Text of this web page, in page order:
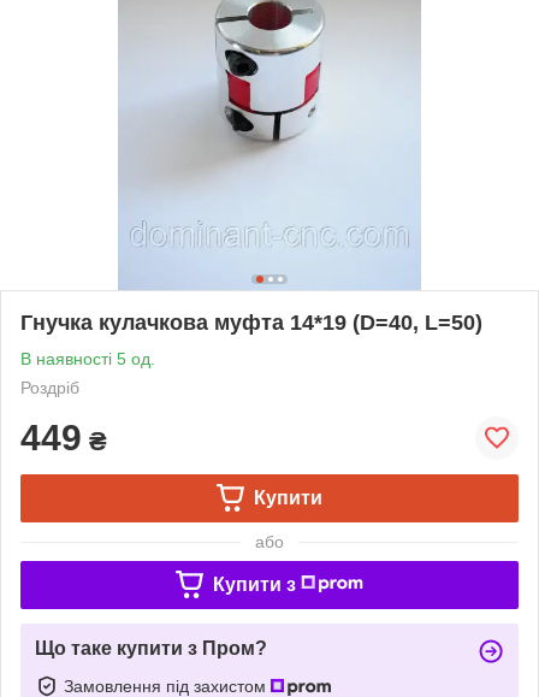
Гнучка кулачкова муфта 14*19 (D=40, L=50)
В наявності 5 од.
Роздріб
449 ₴
Купити
або
Купити з
Що таке купити з Пром?
Замовлення під захистом